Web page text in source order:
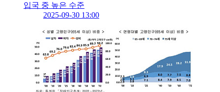
입국 중 높은 수준
2025-09-30 13:00